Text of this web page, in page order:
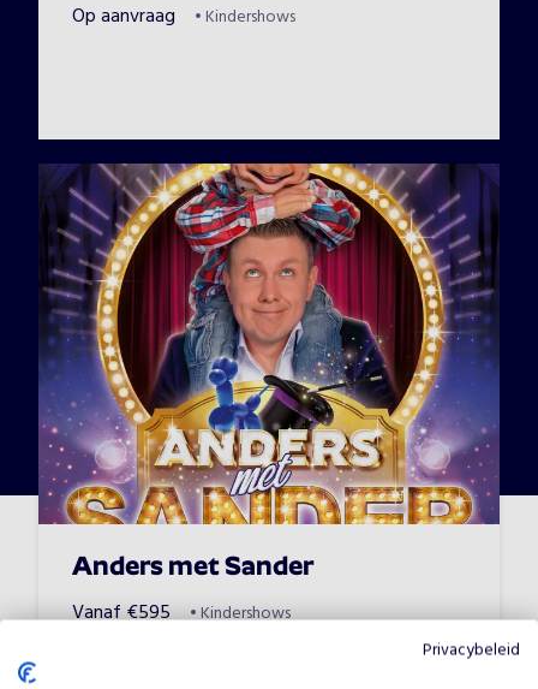
Op aanvraag • Kindershows
Anders met Sander
Vanaf€595 •Kindershows
Privacybeleid